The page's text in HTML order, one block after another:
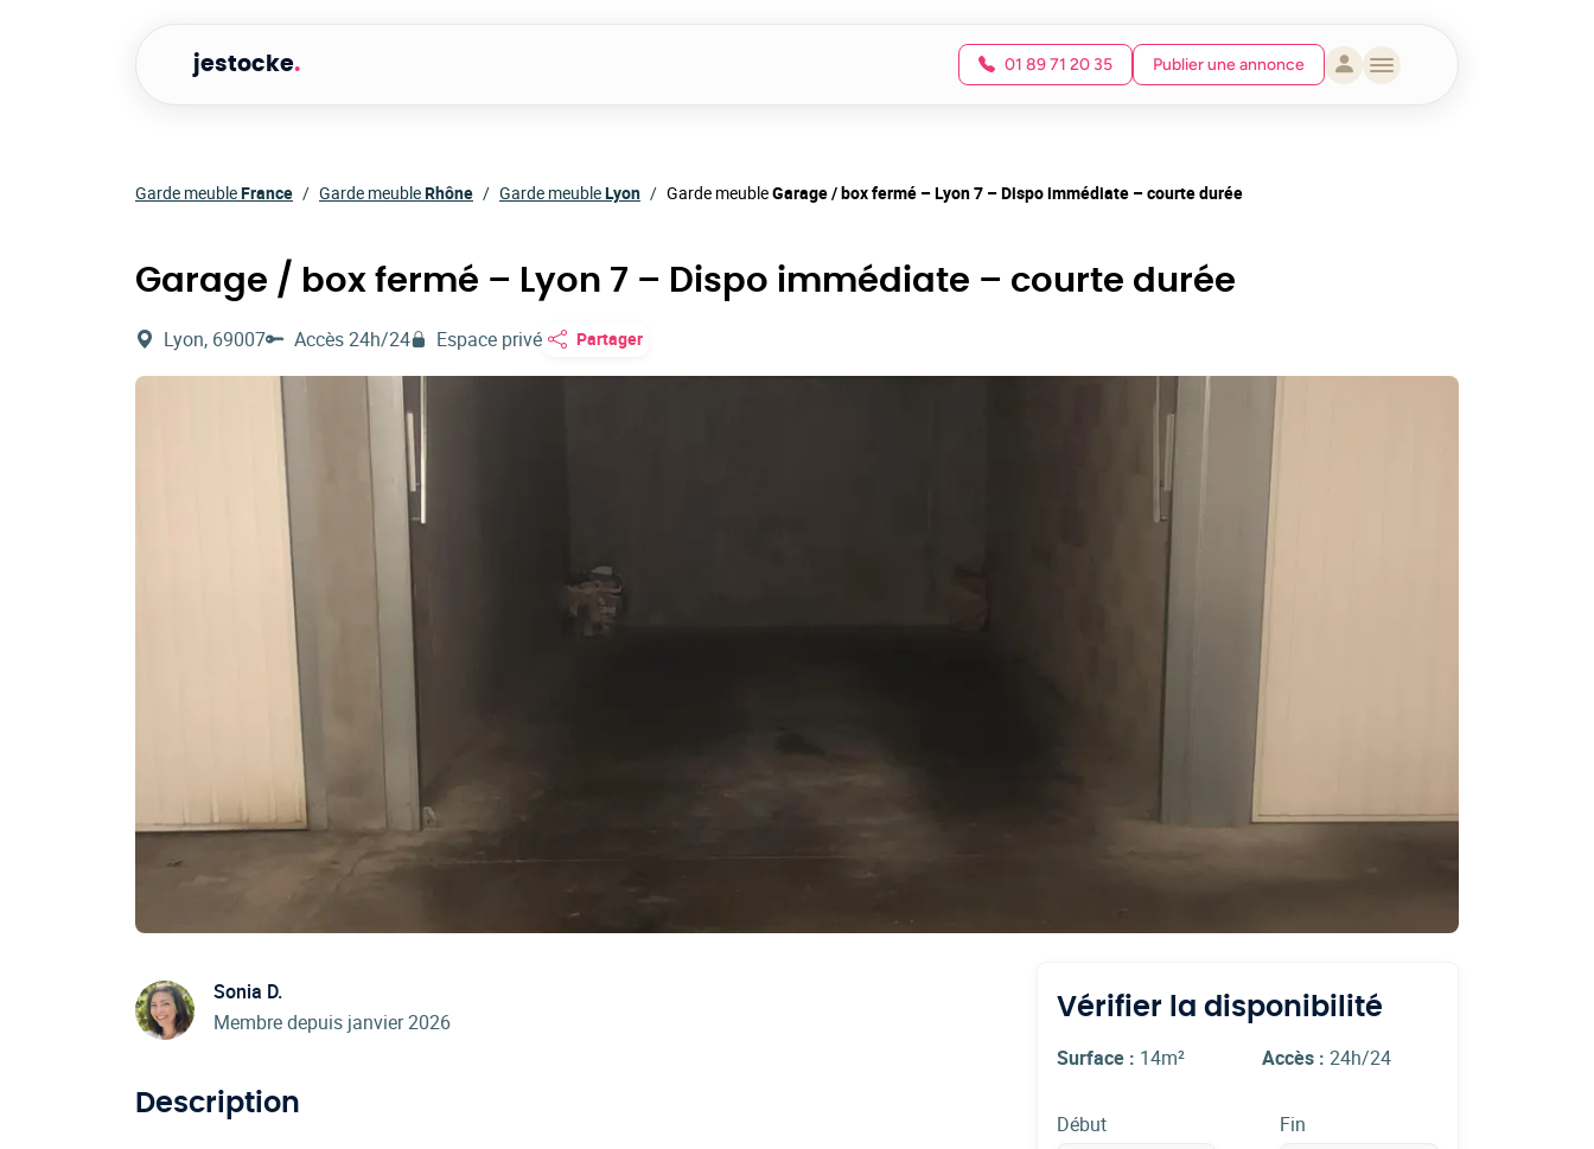
jestocke. 01 89 71 20 35 Publier une annonce
Garde meubleFrance Garde meubleRhône Garde meubleLyon Garde meubleGarage / box fermé – Lyon 7 – Dispo immédiate – courte durée
Garage / box fermé – Lyon 7 – Dispo immédiate – courte durée
Lyon, 69007 Accès 24h/24 Espace privé Partager
Sonia D.
Membre depuis janvier 2026
Description
Vérifier la disponibilité
Surface : 14m² Accès : 24h/24
Début Fin